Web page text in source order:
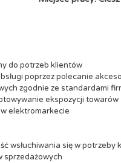
do potrzeb klientów
poprzez polecanie
zgodnie ze standardami
ekspozycji towarów
elektromarkecie
wsłuchiwania się w potrzeby
sprzedażowych